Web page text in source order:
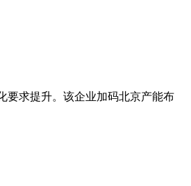
要求提升。该企业加码北京产能布